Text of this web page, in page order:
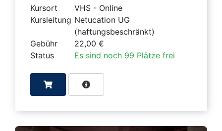
Kursort
VHS - Online
Kursleitung Netucation UG
(haftungsbeschränkt)
Gebühr
22,00 €
Status
Es sind noch 99 Plätze frei